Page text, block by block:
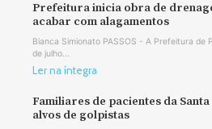
Prefeitura inicia obra de
acabar com alagamentos
Bianca Simionato PASSOS - A Prefeitura de
de julho...
Ler na íntegra
Familiares de pacientes da Santa
alvos de golpistas